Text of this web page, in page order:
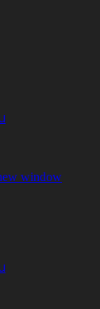
window